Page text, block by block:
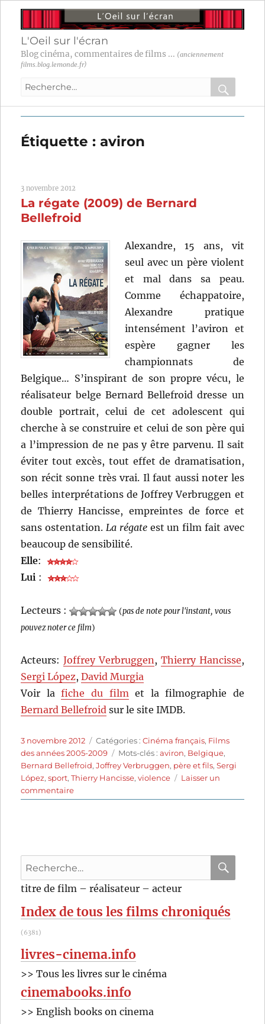
L'Oeil sur l'écran
Blog cinéma, commentaires de films ... (anciennement
films.blog.lemonde.fr)
Recherche
:
OK
Étiquette :aviron
3 novembre 2012
La régate (2009) de Bernard
Bellefroid
Alexandre, 15 ans, vit
seul avec un père violent
et mal dans sa peau.
Comme échappatoire,
Alexandre pratique
intensément l’aviron et
espère gagner les
championnats de
Belgique… S’inspirant de son propre vécu, le
réalisateur belge Bernard Bellefroid dresse un
double portrait, celui de cet adolescent qui
cherche à se construire et celui de son père qui
a l’impression de ne pas y être parvenu. Il sait
éviter tout excès, tout effet de dramatisation,
son récit sonne très vrai. Il faut aussi noter les
belles interprétations de Joffrey Verbruggen et
de Thierry Hancisse, empreintes de force et
sans ostentation. La régateest un film fait avec
beaucoup de sensibilité.
Elle:
Lui :
Lecteurs : (pas de note pour l'instant, vous
pouvez noter ce film)
Acteurs:Joffrey Verbruggen, Thierry Hancisse,
Sergi López,David Murgia
Voir lafiche du filmet la filmographie de
Bernard Bellefroid sur le site IMDB.
Publié
le
3 novembre 2012 Catégories
Catégories :Cinéma français, Films
des années 2005-2009
Étiquettes
Mots-clés :aviron, Belgique,
Bernard Bellefroid,Joffrey Verbruggen, père et fils,Sergi
López,sport,Thierry Hancisse,violence
Laisser un
commentairesur
La
Bellefroid
Recherche
pour
titre de film – réalisateur – acteur
Index de tous les films chroniqués
(6381)
livres-cinema.info
>> Tous les livres sur le cinéma
cinemabooks.info
>> English books on cinema